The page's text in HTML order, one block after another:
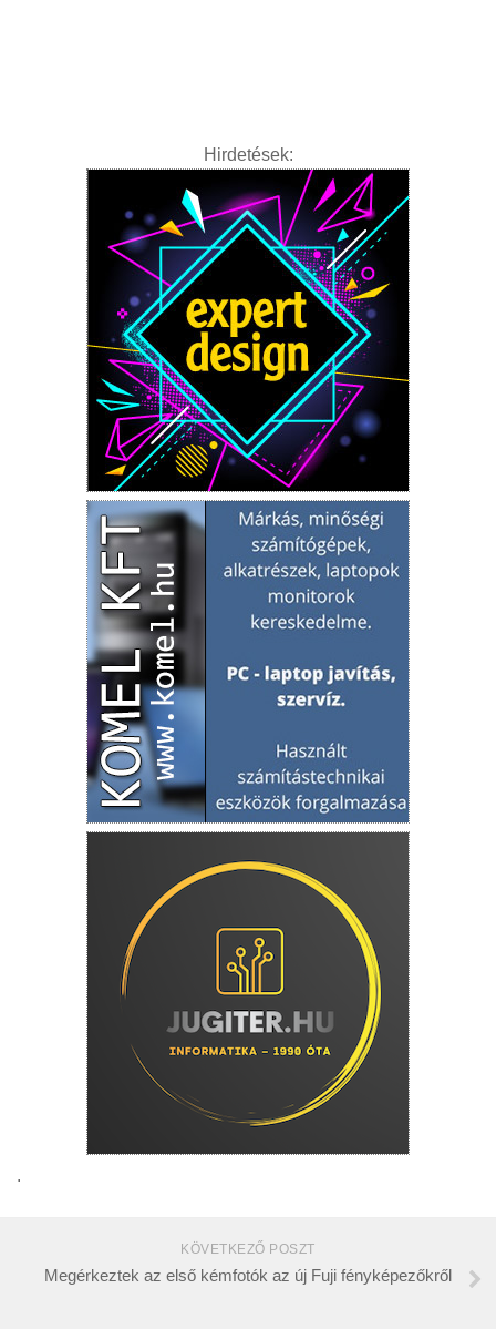
Hirdetések:
.
KÖVETKEZŐ POSZT
Megérkeztek az első kémfotók az új Fuji fényképezőkről